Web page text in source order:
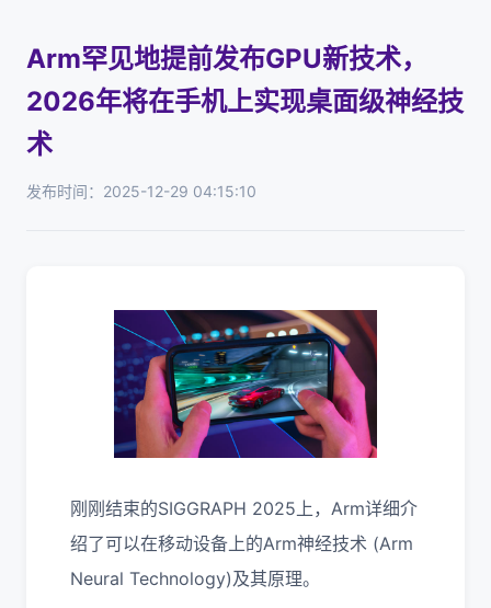
Arm罕见地提前发布GPU新技术，
2026年将在手机上实现桌面级神经技
术
发布时间：2025-12-29 04:15:10
刚刚结束的SIGGRAPH 2025上，Arm详细介
绍了可以在移动设备上的Arm神经技术 (Arm
Neural Technology)及其原理。